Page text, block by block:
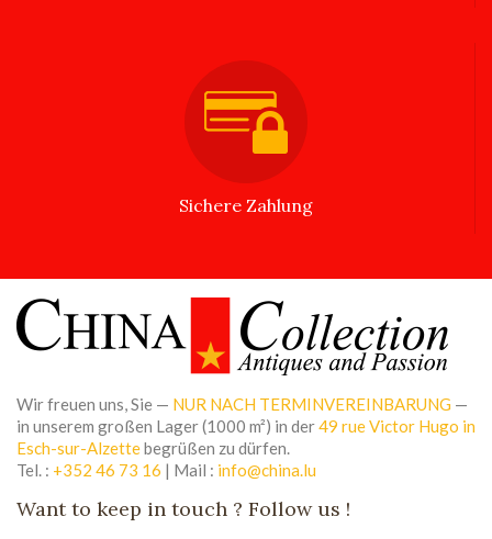
Sichere Zahlung
Wir freuen uns, Sie — NUR NACH TERMINVEREINBARUNG —
in unserem großen Lager (1000 m²) in der49 rue Victor Hugo in
Esch-sur-Alzettebegrüßen zu dürfen.
Tel. : +352 46 73 16 | Mail : info@china.lu
Want to keep in touch ? Follow us !